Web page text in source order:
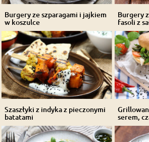
Burgery ze szparagami i jajkiem
w koszulce
Burgery
fasoli z
Szaszłyki z indyka z pieczonymi
batatami serem,
miętą